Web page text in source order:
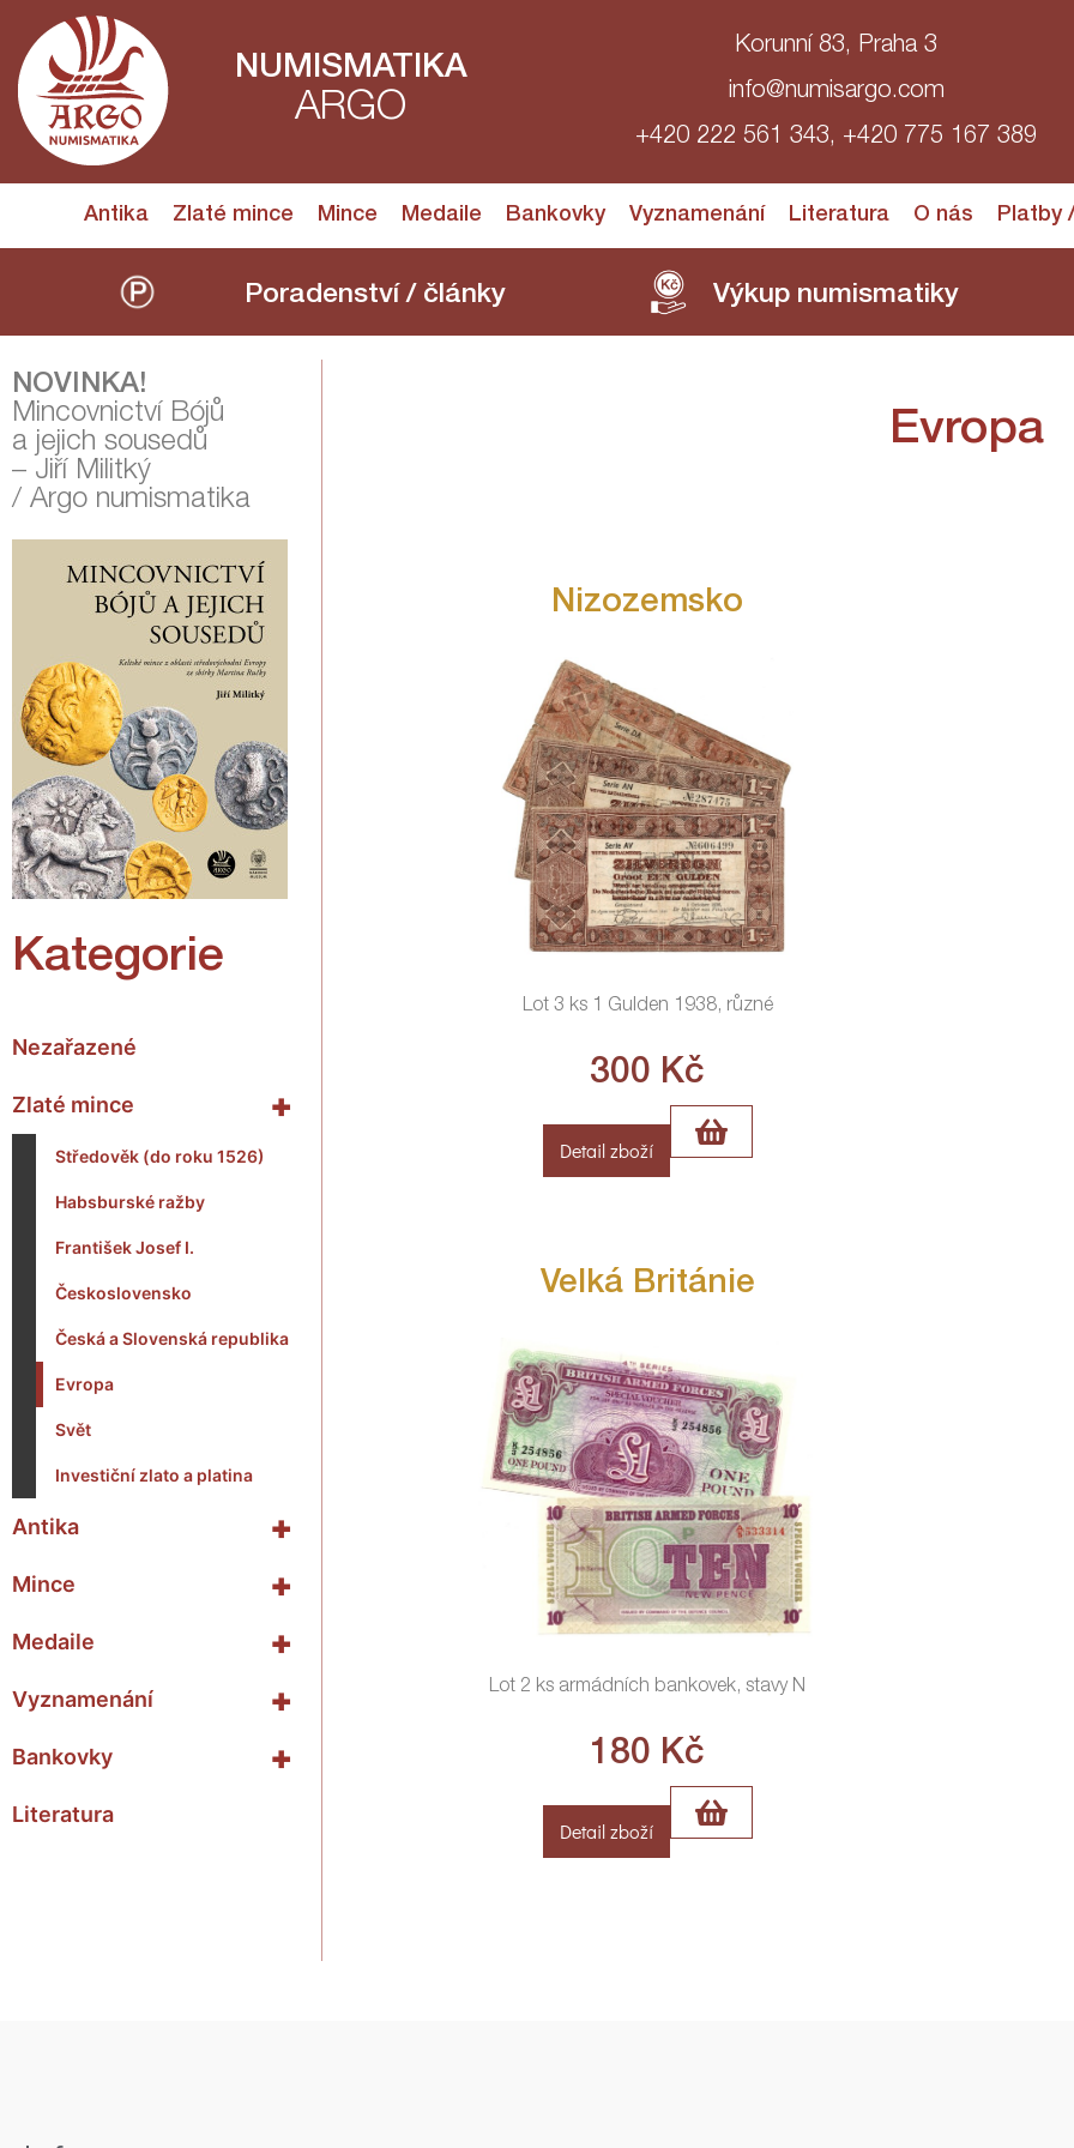
NUMISMATIKA
ARGO
Korunní 83, Praha 3
info@numisargo.com
+420 222 561 343, +420 775 167 389
Antika Zlaté mince Mince Medaile Bankovky Vyznamenání Literatura O nás Platby
Poradenství / články Výkup numismatiky
NOVINKA!
Mincovnictví Bójů
a jejich sousedů
– Jiří Militký
/ Argo numismatika
Kategorie
Nezařazené
+
Zlaté mince
Středověk (do roku 1526)
Habsburské ražby
František Josef I.
Československo
Česká a Slovenská republika
Evropa
Svět
Investiční zlato a platina
+
Antika
+
Mince
+
Medaile
+
Vyznamenání
+
Bankovky
Literatura
Evropa
Nizozemsko
Lot 3 ks 1 Gulden 1938, různé
300 Kč
Detail zboží
Velká Británie
Lot 2 ks armádních bankovek, stavy N
180 Kč
Detail zboží